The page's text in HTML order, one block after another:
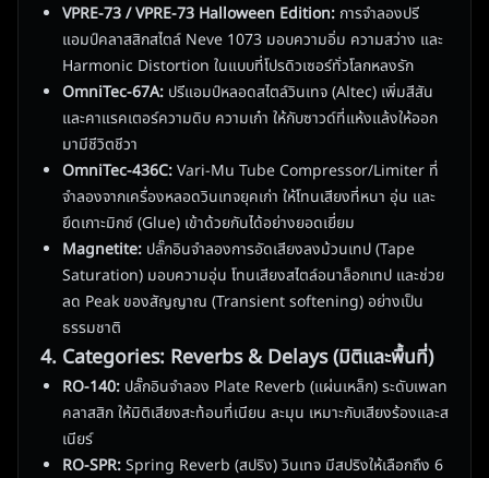
VPRE-73 / VPRE-73 Halloween Edition: การจำลองปรี
แอมป์คลาสสิกสไตล์ Neve 1073 มอบความอิ่ม ความสว่าง และ
Harmonic Distortion ในแบบที่โปรดิวเซอร์ทั่วโลกหลงรัก
OmniTec-67A: ปรีแอมป์หลอดสไตล์วินเทจ (Altec) เพิ่มสีสัน
และคาแรคเตอร์ความดิบ ความเก๋า ให้กับซาวด์ที่แห้งแล้งให้ออก
มามีชีวิตชีวา
OmniTec-436C:Vari-Mu Tube Compressor/Limiter ที่
จำลองจากเครื่องหลอดวินเทจยุคเก่า ให้โทนเสียงที่หนา อุ่น และ
ยึดเกาะมิกซ์ (Glue) เข้าด้วยกันได้อย่างยอดเยี่ยม
Magnetite: ปลั๊กอินจำลองการอัดเสียงลงม้วนเทป (Tape
Saturation) มอบความอุ่น โทนเสียงสไตล์อนาล็อกเทป และช่วย
ลด Peak ของสัญญาณ (Transient softening) อย่างเป็น
ธรรมชาติ
4. Categories: Reverbs & Delays (มิติและพื้นที่)
RO-140: ปลั๊กอินจำลอง Plate Reverb (แผ่นเหล็ก) ระดับเพลท
คลาสสิก ให้มิติเสียงสะท้อนที่เนียน ละมุน เหมาะกับเสียงร้องและส
เนียร์
RO-SPR:Spring Reverb (สปริง) วินเทจ มีสปริงให้เลือกถึง 6